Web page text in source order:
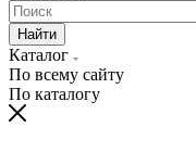
Найти
Каталог
По всему сайту
По каталогу